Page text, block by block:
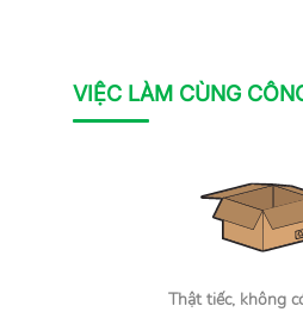
VIỆC LÀM CÙNG
Thật tiếc, không